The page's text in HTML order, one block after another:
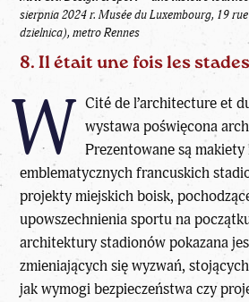
sierpnia 2024 r. Musée du Luxembourg, 19
dzielnica), metro Rennes
8. Il était une fois les stades
W Cité de l’architecture et
wystawa poświęcona
Prezentowane są makiety
emblematycznych francuskich
projekty miejskich boisk,
upowszechnienia sportu na
architektury stadionów pokazana
zmieniających się wyzwań,
jak wymogi bezpieczeństwa czy